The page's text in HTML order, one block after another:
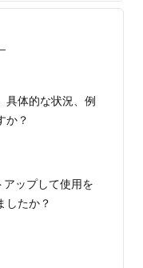
具体的な状況、例
か？
ップして使用を
したか？